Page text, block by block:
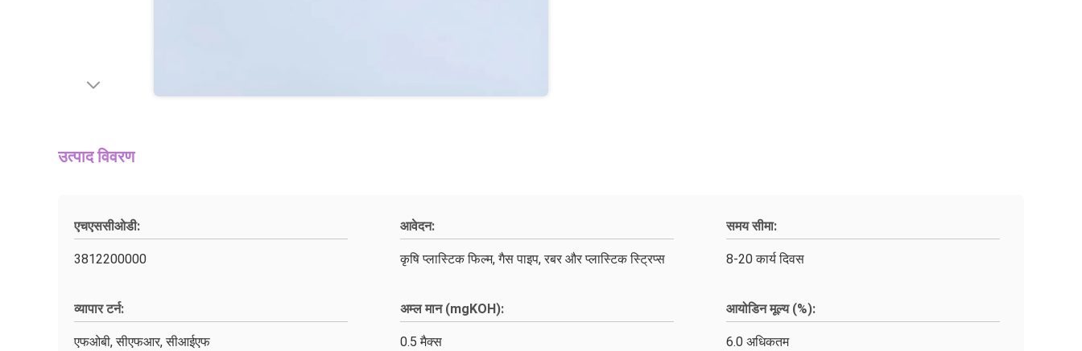
उत्पाद विवरण
एचएससीओडी:
3812200000
आवेदन:
कृषि प्लास्टिक फिल्म, गैस पाइप, रबर और प्लास्टिक स्ट्रिप्स
समय सीमा:
8-20 कार्य दिवस
व्यापार टर्न:
एफओबी, सीएफआर, सीआईएफ
अम्ल मान (mgKOH):
0.5 मैक्स
आयोडिन मूल्य (%):
6.0 अधिकतम